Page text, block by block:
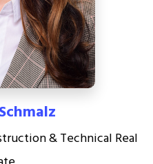
& Technical Real